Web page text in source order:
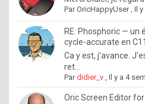
x
.
I
f
y
o
ParOricHappyUser,Il
RE: Phosphoric — un
cycle-accurate en
Ca y est, j'avance.
ret...
Pardidier_v ,Il y a 4
Oric Screen Editor